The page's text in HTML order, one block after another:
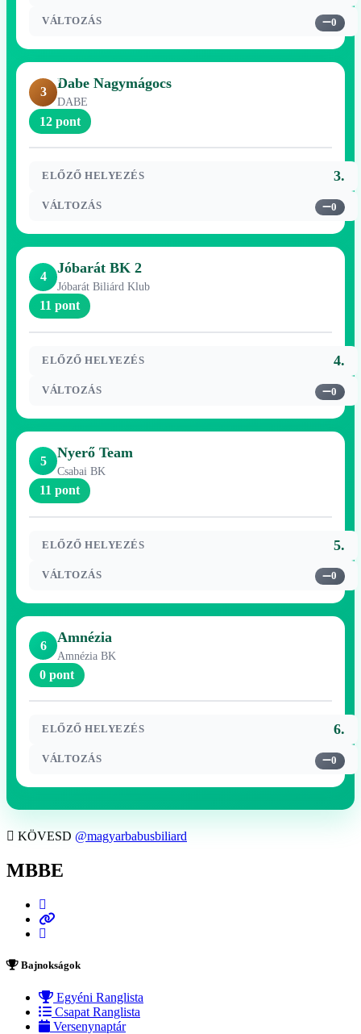
VÁLTOZÁS 0
3
Dabe Nagymágocs
DABE
12 pont
ELŐZŐ HELYEZÉS 3.
VÁLTOZÁS 0
4
Jóbarát BK 2
Jóbarát Biliárd Klub
11 pont
ELŐZŐ HELYEZÉS 4.
VÁLTOZÁS 0
5
Nyerő Team
Csabai BK
11 pont
ELŐZŐ HELYEZÉS 5.
VÁLTOZÁS 0
6
Amnézia
Amnézia BK
0 pont
ELŐZŐ HELYEZÉS 6.
VÁLTOZÁS 0
KÖVESD @magyarbabusbiliard
MBBE
Bajnokságok
Egyéni Ranglista
Csapat Ranglista
Versenynaptár